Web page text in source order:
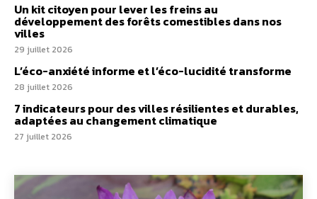
Un kit citoyen pour lever les freins au
développement des forêts comestibles dans nos
villes
29 juillet 2026
L’éco-anxiété informe et l’éco-lucidité transforme
28 juillet 2026
7 indicateurs pour des villes résilientes et durables,
adaptées au changement climatique
27 juillet 2026